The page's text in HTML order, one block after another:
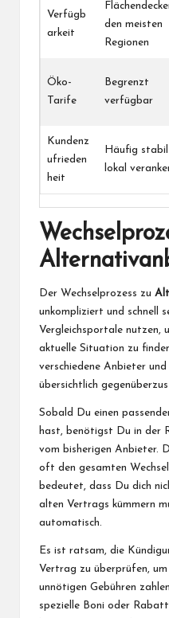
Verfügb
arkeit
den meisten
Regionen
Öko-
Tarife
Begrenzt
verfügbar
Kundenz
ufrieden
heit
Häufig stabil
lokal
Der Wechselprozess zu
unkompliziert und schnell
Vergleichsportale nutzen,
aktuelle Situation zu
verschiedene Anbieter
übersichtlich
Sobald Du einen
hast, benötigst Du in der
vom bisherigen Anbieter.
oft den gesamten
bedeutet, dass Du dich
alten Vertrags kümmern
automatisch.
Es ist ratsam, die
Vertrag zu überprüfen,
unnötigen Gebühren
spezielle Boni oder